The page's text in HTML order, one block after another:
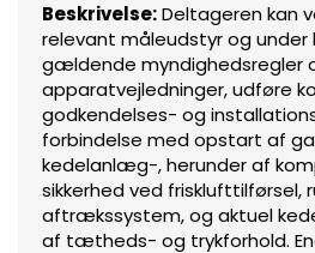
Beskrivelse:Deltageren kan
relevant måleudstyr og under
gældende myndighedsregler
apparatvejledninger, udføre
godkendelses- og
forbindelse med opstart af
kedelanlæg-, herunder af
sikkerhed ved frisklufttilførsel,
aftrækssystem, og aktuel
af tætheds- og trykforhold.